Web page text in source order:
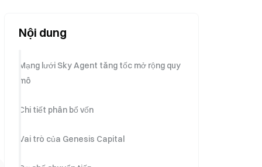
Nội dung
Mạng lưới Sky Agent tăng tốc mở rộng quy
mô
Chi tiết phân bổ vốn
Vai trò của Genesis Capital